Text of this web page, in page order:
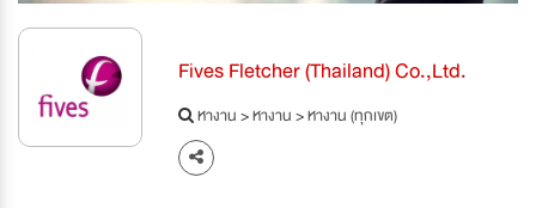
Fives Fletcher (Thailand) Co.,Ltd.
หางาน>หางาน>หางาน (ทุกเขต)